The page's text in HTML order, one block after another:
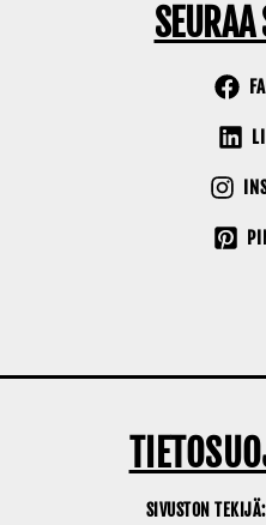
SEURAA
SIVUSTON TEKIJÄ: